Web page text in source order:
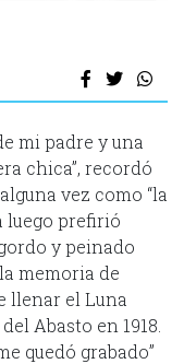
mi padre y una
chica”, recordó
vez como “la
luego prefirió
y peinado
memoria de
llenar el Luna
Abasto en 1918.
quedó grabado”